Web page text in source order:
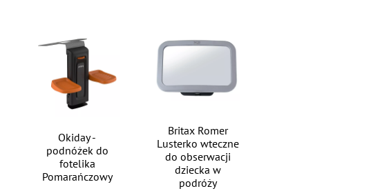
Okiday -
podnóżek do
fotelika
Pomarańczowy
Britax Romer
Lusterko wteczne
do obserwacji
dziecka w
podróży